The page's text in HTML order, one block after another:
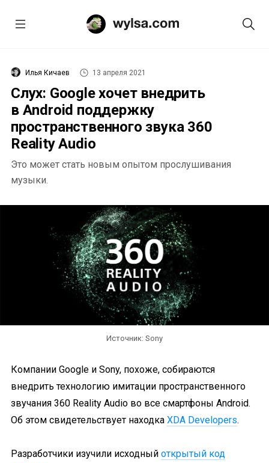
Илья Кичаев 13 апреля 2021
Слух: Google хочет внедрить
в Android поддержку
пространственного звука 360
Reality Audio
Это может стать новым опытом прослушивания
музыки.
Источник: Sony
Компании Google и Sony, похоже, собираются
внедрить технологию имитации пространственного
звучания 360 Reality Audio во все смартфоны Android.
Об этом свидетельствует находка XDA Developers.
Разработчики изучили исходный открытый код